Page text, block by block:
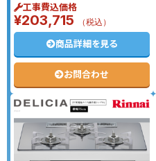
工事費込価格
¥203,715 （税込）
商品詳細を見る
お問合わせ